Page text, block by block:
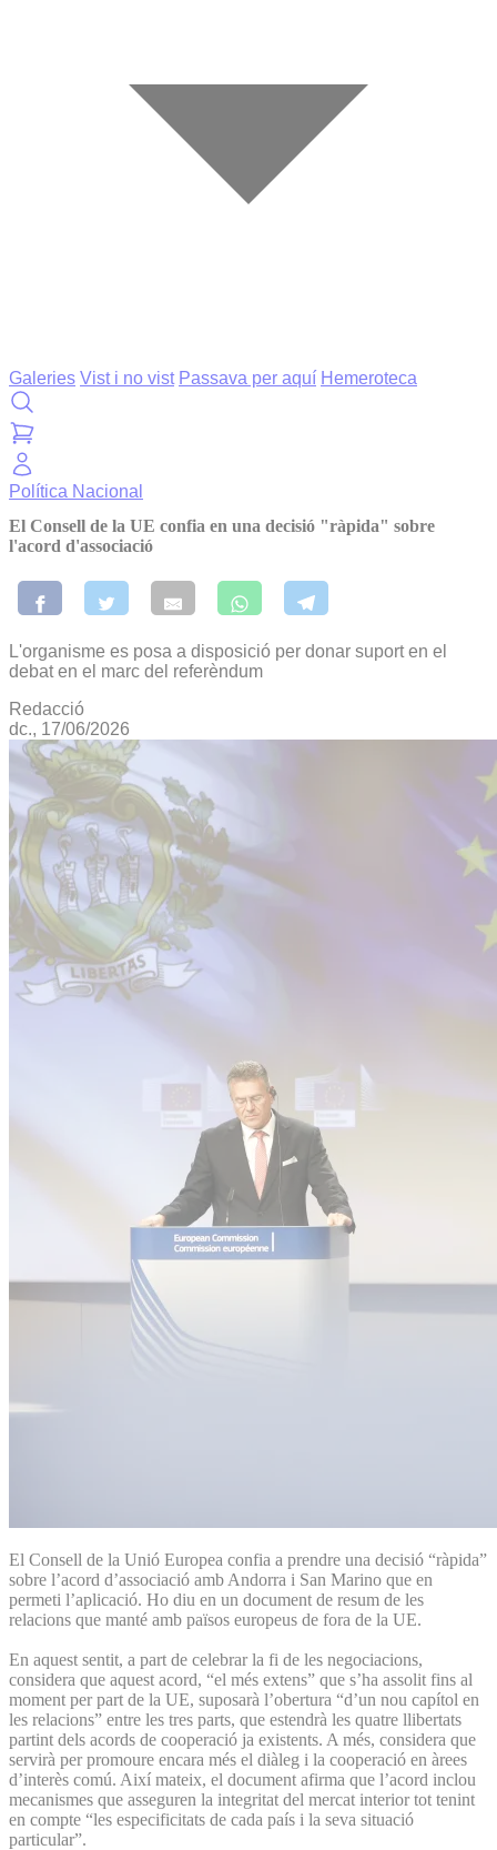
Galeries Vist i no vist Passava per aquí Hemeroteca
Política Nacional
El Consell de la UE confia en una decisió "ràpida" sobre
l'acord d'associació
L'organisme es posa a disposició per donar suport en el
debat en el marc del referèndum
Redacció
dc., 17/06/2026
El Consell de la Unió Europea confia a prendre una decisió “ràpida”
sobre l’acord d’associació amb Andorra i San Marino que en
permeti l’aplicació. Ho diu en un document de resum de les
relacions que manté amb països europeus de fora de la UE.
En aquest sentit, a part de celebrar la fi de les negociacions,
considera que aquest acord, “el més extens” que s’ha assolit fins al
moment per part de la UE, suposarà l’obertura “d’un nou capítol en
les relacions” entre les tres parts, que estendrà les quatre llibertats
partint dels acords de cooperació ja existents. A més, considera que
servirà per promoure encara més el diàleg i la cooperació en àrees
d’interès comú. Així mateix, el document afirma que l’acord inclou
mecanismes que asseguren la integritat del mercat interior tot tenint
en compte “les especificitats de cada país i la seva situació
particular”.